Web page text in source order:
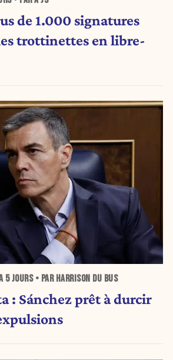
de 1.000 signatures
trottinettes en libre-
5 JOURS• PAR HARRISON DU BUS
: Sánchez prêt à durcir